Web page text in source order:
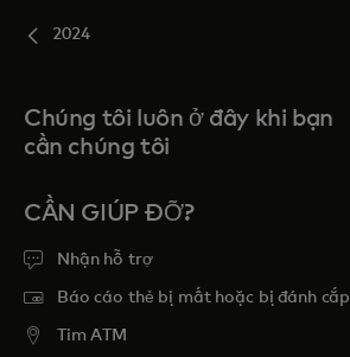
2024
Chúng tôi luôn ở đây khi bạn
cần chúng tôi
CẦN GIÚP ĐỠ?
Nhận hỗ trợ
Báo cáo thẻ bị mất hoặc bị đánh cắp
Tim ATM